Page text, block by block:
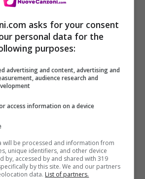
& Ryan Lewis ft.
Q e Hollis
27 Gennaio 2014
bere il whisky per
davvero
e tradizione
asks for your consent
personal data for the
purposes:
advertising and content, advertising and
audience research and
access information on a device
will be processed and information from
unique identifiers, and other device
by, accessed by and shared with 319
by this site. We and our partners
data. List of partners.